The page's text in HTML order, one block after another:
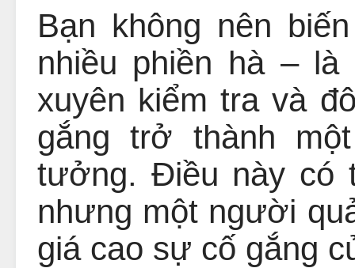
Bạn không nên
nhiều phiền hà –
xuyên kiểm tra và
gắng trở thành
tưởng. Điều này có
nhưng một người
giá cao sự cố gắng